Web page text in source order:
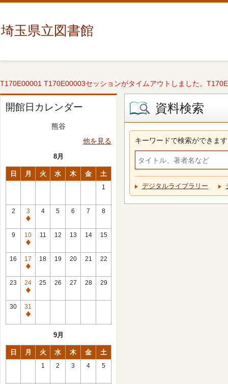
埼玉県立図書館
T170E00001 T170E00003セッションがタイムアウトしました。
開館日カレンダー
熊谷
他を見る
8月
日 月 火 水 木 金 土
1
2
3
休
館
日
4 5 6 7 8
9
10
休
館
日
11 12 13 14 15
16
17
休
館
日
18 19 20 21 22
23
24
休
館
日
25 26 27 28 29
30
31
休
9月
日 月 火 水 木 金 土
1 2 3 4 5
資料検索
キーワードで検索ができます
デジタルライブラリー